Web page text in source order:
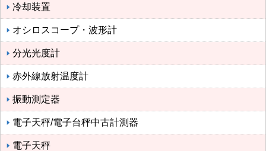
冷却装置
オシロスコープ・波形計
分光光度計
赤外線放射温度計
振動測定器
電子天秤/電子台秤中古計測器
電子天秤